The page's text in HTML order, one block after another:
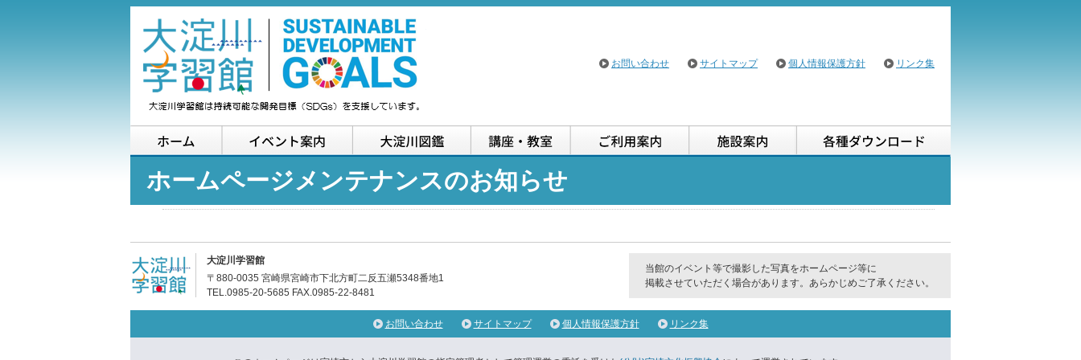
お問い合わせ サイトマップ 個人情報保護方針 リンク集
イベント案内 大淀川図鑑 講座・教室 ご利用案内 施設案内
ホームページメンテナンスのお知らせ
大淀川学習館
〒880-0035 宮崎県宮崎市下北方町二反五瀬5348番地1
TEL.0985-20-5685 FAX.0985-22-8481
当館のイベント等で撮影した写真をホームページ等に
掲載させていただく場合があります。あらかじめご了承ください。
お問い合わせ サイトマップ 個人情報保護方針 リンク集